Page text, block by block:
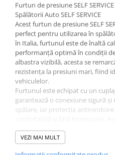
Furtun de presiune SELF
Spălătorii Auto SELF SERVICE
Acest furtun de presiune SELF
perfect pentru utilizarea în
în Italia, furtunul este de înaltă
performanță optimă în condiții
albastra vizibilă, acesta se
rezistența la presiuni mari, fiind
vehiculelor.
Furtunul este echipat cu un
garantează o conexiune sigură
spălare, iar protecția
rezista la condiții de muncă
previne răsucirile sau
VEZI MAI MULT